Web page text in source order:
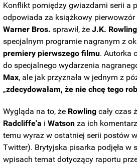
Konflikt pomiędzy gwiazdami serii a
odpowiada za książkowy
Warner Bros. sprawił, żeJ.K. Rowling
specjalnym programie nagranym z
premiery pierwszego filmu. Autorka
do specjalnego wydarzenia
Max, ale jak przyznała w jednym z
„zdecydowałam, że nie chcę tego
Wygląda na to, że Rowling cały czas
Radcliffe'a iWatson za ich
temu wyraz w ostatniej serii postów
Twitter). Brytyjska pisarka podjęła w
wpisach temat dotyczący raportu